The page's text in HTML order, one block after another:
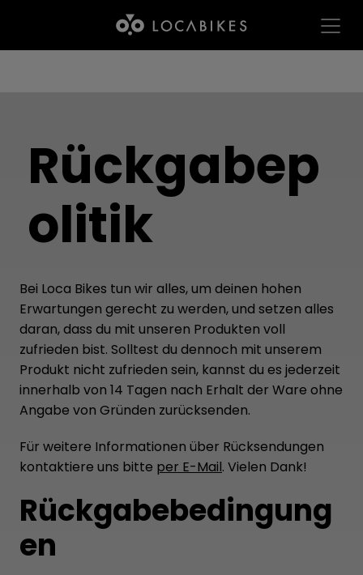
Rückgabep
olitik
Bei Loca Bikes tun wir alles, um deinen hohen
Erwartungen gerecht zu werden, und setzen alles
daran, dass du mit unseren Produkten voll
zufrieden bist. Solltest du dennoch mit unserem
Produkt nicht zufrieden sein, kannst du es jederzeit
innerhalb von 14 Tagen nach Erhalt der Ware ohne
Angabe von Gründen zurücksenden.
Für weitere Informationen über Rücksendungen
kontaktiere uns bitte per E-Mail. Vielen Dank!
Rückgabebedingung
en